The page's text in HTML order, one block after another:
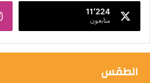
11٬224
متابعون
الطقس